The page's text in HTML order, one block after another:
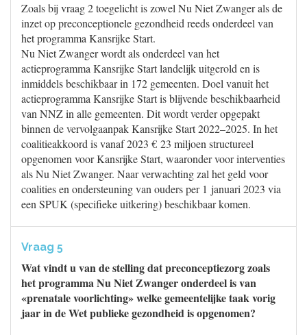
Zoals bij vraag 2 toegelicht is zowel Nu Niet Zwanger als de
inzet op preconceptionele gezondheid reeds onderdeel van
het programma Kansrijke Start.
Nu Niet Zwanger wordt als onderdeel van het
actieprogramma Kansrijke Start landelijk uitgerold en is
inmiddels beschikbaar in 172 gemeenten. Doel vanuit het
actieprogramma Kansrijke Start is blijvende beschikbaarheid
van NNZ in alle gemeenten. Dit wordt verder opgepakt
binnen de vervolgaanpak Kansrijke Start 2022–2025. In het
coalitieakkoord is vanaf 2023 € 23 miljoen structureel
opgenomen voor Kansrijke Start, waaronder voor interventies
als Nu Niet Zwanger. Naar verwachting zal het geld voor
coalities en ondersteuning van ouders per 1 januari 2023 via
een SPUK (specifieke uitkering) beschikbaar komen.
Vraag 5
Wat vindt u van de stelling dat preconceptiezorg zoals
het programma Nu Niet Zwanger onderdeel is van
«prenatale voorlichting» welke gemeentelijke taak vorig
jaar in de Wet publieke gezondheid is opgenomen?